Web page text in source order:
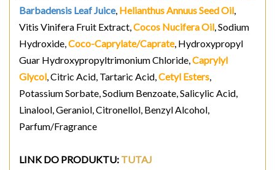
Barbadensis Leaf Juice, Helianthus Annuus Seed Oil
Vitis Vinifera Fruit Extract, Cocos Nucifera Oil , Sodium
Hydroxide, Coco-Caprylate/Caprate, Hydroxypropyl
Guar Hydroxypropyltrimonium Chloride, Caprylyl
Glycol , Citric Acid, Tartaric Acid, Cetyl Esters
Potassium Sorbate, Sodium Benzoate, Salicylic Acid,
Linalool, Geraniol, Citronellol, Benzyl Alcohol,
Parfum/Fragrance
LINK DO PRODUKTU: TUTAJ